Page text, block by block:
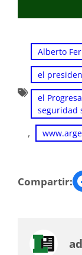
Alberto
el
el
seguridad
,
Compartir: